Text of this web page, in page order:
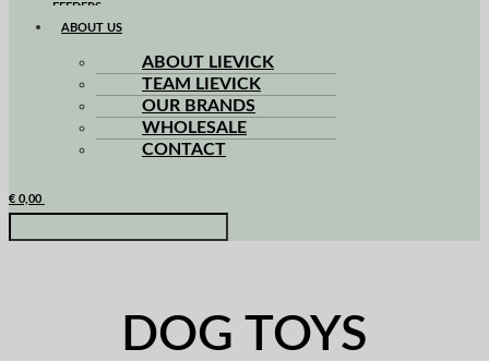
FEEDERS
ABOUT US
ABOUT LIEVICK
TEAM LIEVICK
OUR BRANDS
WHOLESALE
CONTACT
€ 0,00
DOG TOYS